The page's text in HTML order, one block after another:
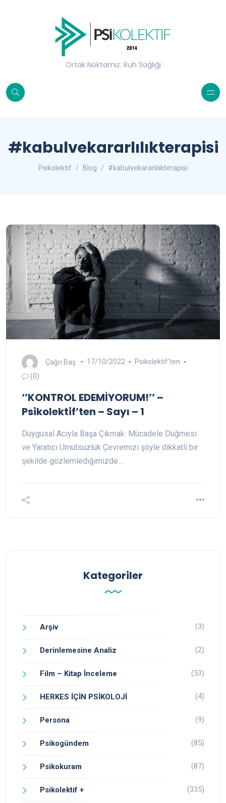
Ortak Noktamız: Ruh Sağlığı
#kabulvekararlılıkterapisi
Psikolektif Blog #kabulvekararlılıkterapisi
Çağrı Baş 17/10/2022
Psikolektif'ten
(0)
‘’KONTROL EDEMİYORUM!’’ –
Psikolektif’ten – Sayı – 1
Duygusal Acıyla Başa Çıkmak: Mücadele Düğmesi
ve Yaratıcı Umutsuzluk Çevremizi şöyle dikkatli bir
şekilde gözlemlediğimizde…
Kategoriler
Arşiv (3)
Derinlemesine Analiz (2)
Film – Kitap İnceleme (53)
HERKES İÇİN PSİKOLOJİ (4)
Persona (9)
Psikogündem (85)
Psikokuram (87)
Psikolektif + (335)